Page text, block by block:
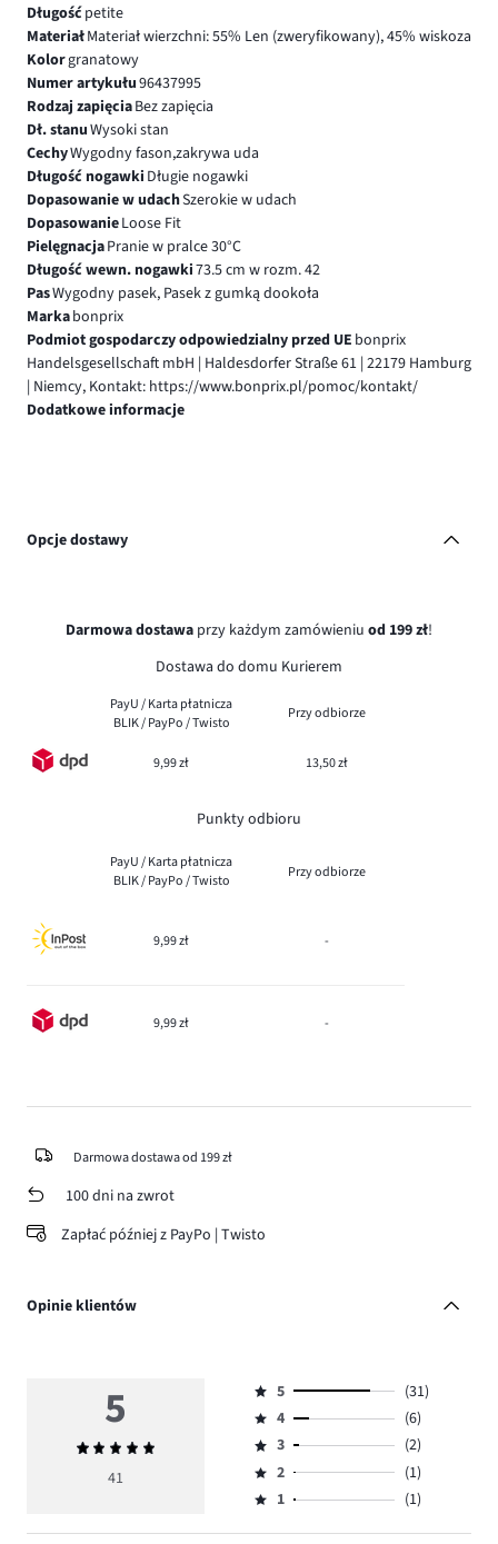
Długośćpetite
MateriałMateriał wierzchni: 55% Len (zweryfikowany), 45% wiskoza
Kolorgranatowy
Numer artykułu96437995
Rodzaj zapięciaBez zapięcia
Dł. stanuWysoki stan
CechyWygodny fason,zakrywa uda
Długość nogawki Długie nogawki
Dopasowanie w udachSzerokie w udach
DopasowanieLoose Fit
PielęgnacjaPranie w pralce 30°C
Długość wewn. nogawki73.5 cm w rozm. 42
PasWygodny pasek, Pasek z gumką dookoła
Markabonprix
Podmiot gospodarczy odpowiedzialny przed UE bonprix
Handelsgesellschaft mbH | Haldesdorfer Straße 61 | 22179 Hamburg
| Niemcy, Kontakt: https://www.bonprix.pl/pomoc/kontakt/
Dodatkowe informacje
Opcje dostawy
Darmowa dostawa przy każdym zamówieniu od 199 zł!
Dostawa do domu Kurierem
PayU / Karta płatnicza
BLIK / PayPo / Twisto
Przy odbiorze
9,99 zł 13,50 zł
Punkty odbioru
PayU / Karta płatnicza
BLIK / PayPo / Twisto
Przy odbiorze
9,99 zł -
9,99 zł -
Darmowa dostawa od 199 zł
100 dni na zwrot
Zapłać później z PayPo | Twisto
Opinie klientów
5
Średnia
ocena
41
Ocena
5,
ilość
głosów
31.
5
(31)
Ocena
4,
ilość
głosów
4
(6)
Ocena
3,
ilość
3
(2)
Ocena
2,
2
(1)
Ocena
1,
1 (1)